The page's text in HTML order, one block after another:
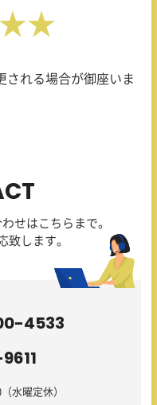
れる場合が御座いま
せはこちらまで。
致します。
4533
水曜定休）